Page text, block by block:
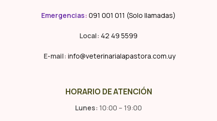
Emergencias: 091 001 011 (Solo llamadas)
Local: 42 49 5599
E-mail: info@veterinarialapastora.com.uy
HORARIO DE ATENCIÓN
Lunes: 10:00 – 19:00